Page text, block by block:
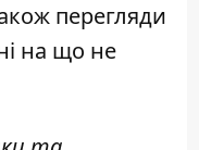
перегляди
на що не